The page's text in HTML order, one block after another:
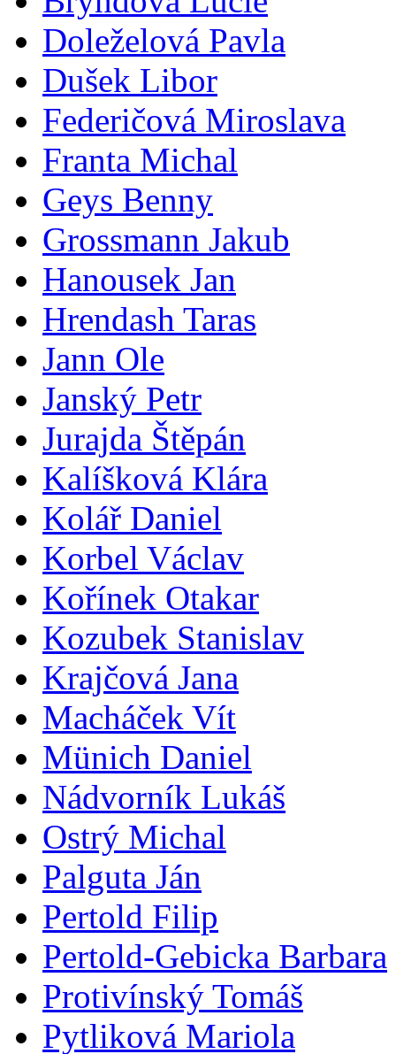
Doleželová Pavla
Dušek Libor
Federičová Miroslava
Franta Michal
Geys Benny
Grossmann Jakub
Hanousek Jan
Hrendash Taras
Jann Ole
Janský Petr
Jurajda Štěpán
Kalíšková Klára
Kolář Daniel
Korbel Václav
Kořínek Otakar
Kozubek Stanislav
Krajčová Jana
Macháček Vít
Münich Daniel
Nádvorník Lukáš
Ostrý Michal
Palguta Ján
Pertold Filip
Pertold-Gebicka Barbara
Protivínský Tomáš
Pytliková Mariola